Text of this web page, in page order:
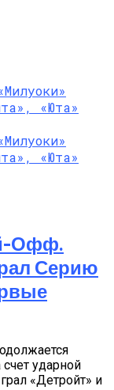
Офф.
Серию
ударной
«Детройт» и